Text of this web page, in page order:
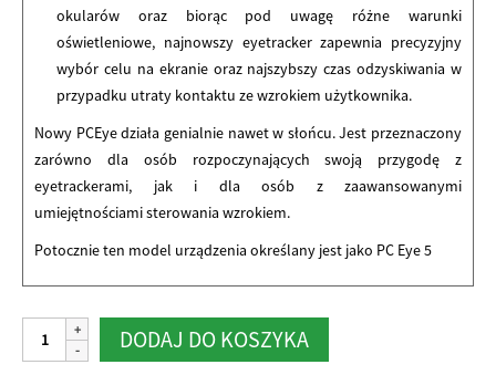
okularów oraz biorąc pod uwagę różne warunki
oświetleniowe, najnowszy eyetracker zapewnia precyzyjny
wybór celu na ekranie oraz najszybszy czas odzyskiwania w
przypadku utraty kontaktu ze wzrokiem użytkownika.
Nowy PCEye działa genialnie nawet w słońcu. Jest przeznaczony
zarówno dla osób rozpoczynających swoją przygodę z
eyetrackerami, jak i dla osób z zaawansowanymi
umiejętnościami sterowania wzrokiem.
Potocznie ten model urządzenia określany jest jako PC Eye 5
ilość
Eyetracker
DODAJ DO KOSZYKA